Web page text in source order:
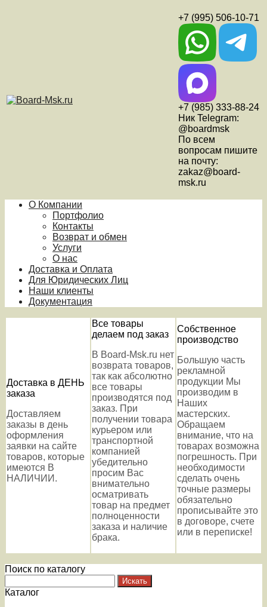
+7 (995) 506-10-71
+7 (985) 333-88-24
Ник Telegram:
@boardmsk
По всем
вопросам пишите
на почту:
zakaz@board-
msk.ru
О Компании
Портфолио
Контакты
Возврат и обмен
Услуги
О нас
Доставка и Оплата
Для Юридических Лиц
Наши клиенты
Документация
Доставка в ДЕНЬ
заказа
Доставляем
заказы в день
оформления
заявки на сайте
товаров, которые
имеются В
НАЛИЧИИ.
Все товары
делаем под заказ
В Board-Msk.ru нет
возврата товаров,
так как абсолютно
все товары
производятся под
заказ. При
получении товара
курьером или
транспортной
компанией
убедительно
просим Вас
внимательно
осматривать
товар на предмет
полноценности
заказа и наличие
брака.
Собственное
производство
Большую часть
рекламной
продукции Мы
производим в
Наших
мастерских.
Обращаем
внимание, что на
товарах возможна
погрешность. При
необходимости
сделать очень
точные размеры
обязательно
прописывайте это
в договоре, счете
или в переписке!
Поиск по каталогу
Каталог